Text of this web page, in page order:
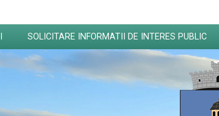
SOLICITARE INFORMATII DE INTERES PUBLIC